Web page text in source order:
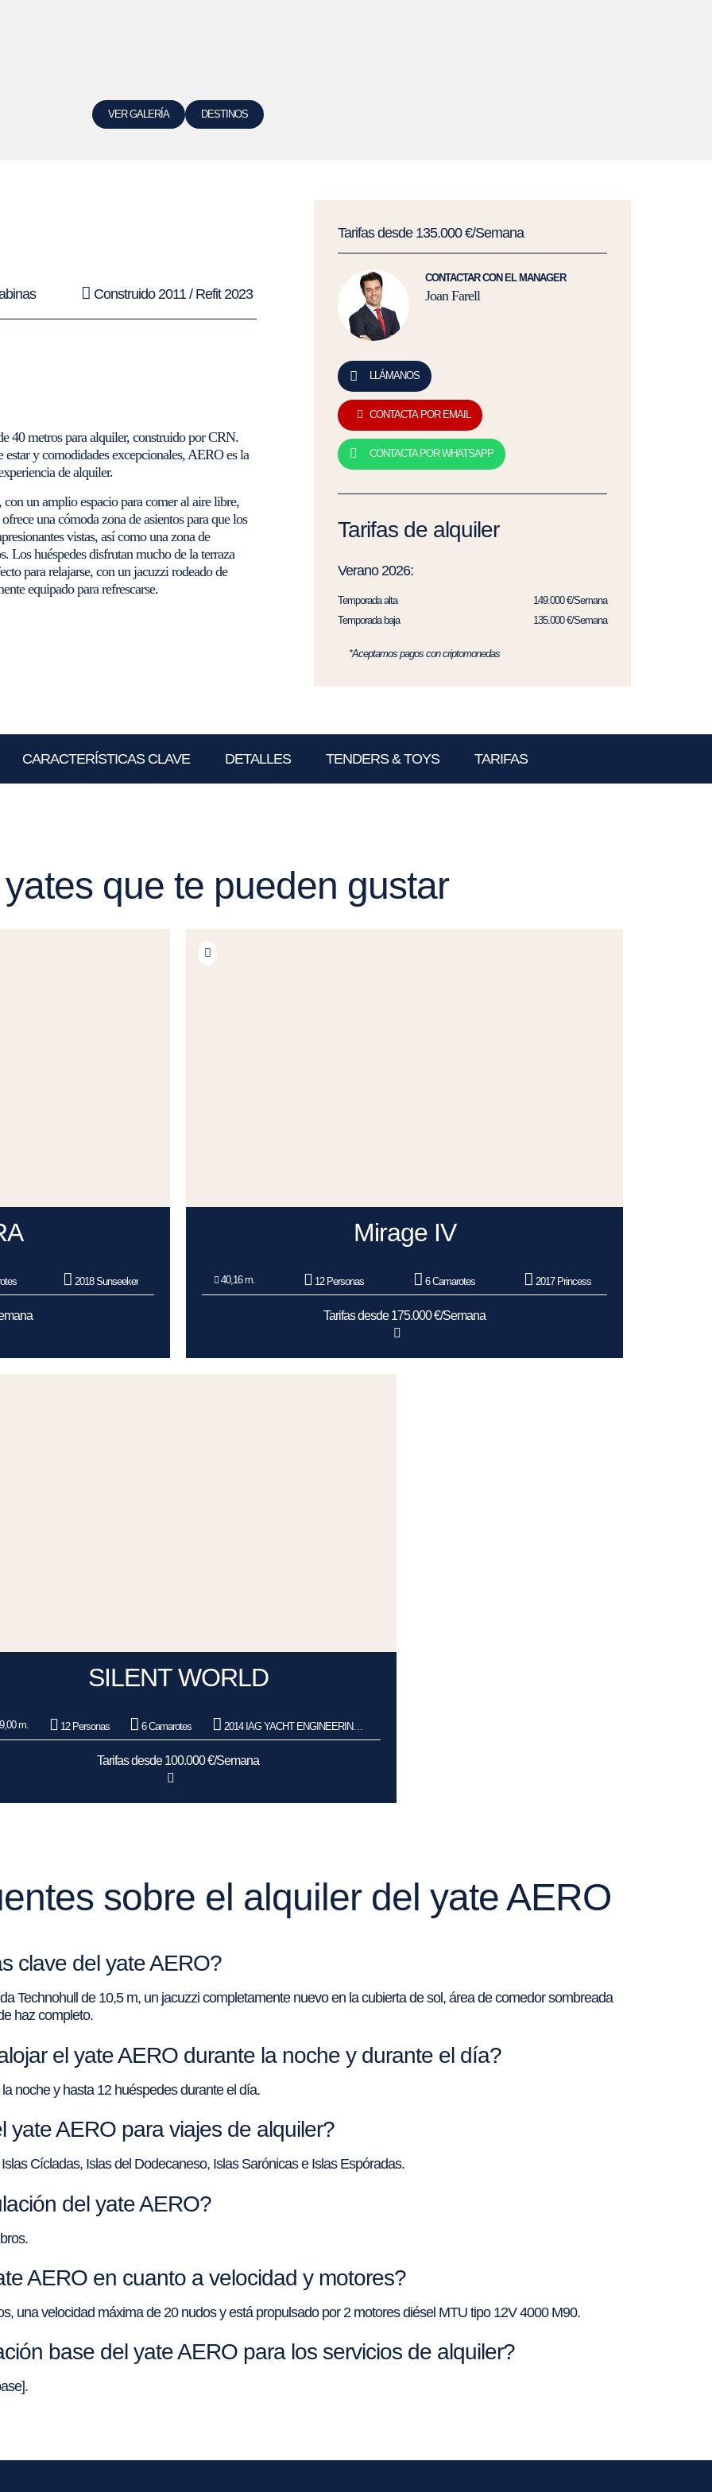
VER GALERÍA DESTINOS
Construido 2011 / Refit 2023
40 metros para alquiler, construido por CRN.
y comodidades excepcionales, AERO es la
de alquiler.
un amplio espacio para comer al aire libre,
una cómoda zona de asientos para que los
vistas, así como una zona de
Los huéspedes disfrutan mucho de la terraza
para relajarse, con un jacuzzi rodeado de
equipado para refrescarse.
Tarifas desde 135.000 €/Semana
CONTACTAR CON EL MANAGER
Joan Farell
LLÁMANOS
CONTACTA POR EMAIL
CONTACTA POR WHATSAPP
Tarifas de alquiler
Verano 2026:
Temporada alta
149.000 €/Semana
Temporada baja
135.000 €/Semana
*Aceptamos pagos con criptomonedas
CARACTERÍSTICAS CLAVE DETALLES TENDERS & TOYS TARIFAS
que te pueden gustar
2018 Sunseeker
Mirage IV
40,16 m. 12 Personas 6 Camarotes 2017 Princess
Tarifas desde 175.000 €/Semana
SILENT WORLD
m. 12 Personas 6 Camarotes 2014 IAG YACHT ENGINEERING CO LTD
Tarifas desde 100.000 €/Semana
sobre el alquiler del yate AERO
clave del yate AERO?
Technohull de 10,5 m, un jacuzzi completamente nuevo en la cubierta de sol, área de comedor sombreada
haz completo.
el yate AERO durante la noche y durante el día?
noche y hasta 12 huéspedes durante el día.
AERO para viajes de alquiler?
Cícladas, Islas del Dodecaneso, Islas Sarónicas e Islas Espóradas.
del yate AERO?
AERO en cuanto a velocidad y motores?
una velocidad máxima de 20 nudos y está propulsado por 2 motores diésel MTU tipo 12V 4000 M90.
base del yate AERO para los servicios de alquiler?